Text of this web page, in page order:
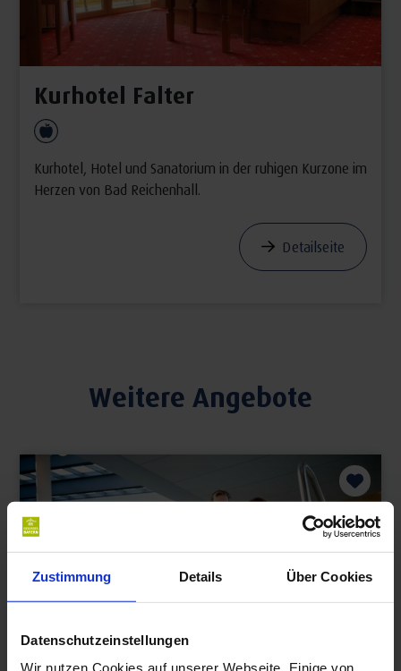
Zustimmung Details Über Cookies
Datenschutzeinstellungen
Wir nutzen Cookies auf unserer Webseite. Einige von
Kurhotel Falter
Kurhotel, Hotel und Sanatorium in der ruhigen Kurzone im
Herzen von Bad Reichenhall.
Detailseite
Weitere Angebote